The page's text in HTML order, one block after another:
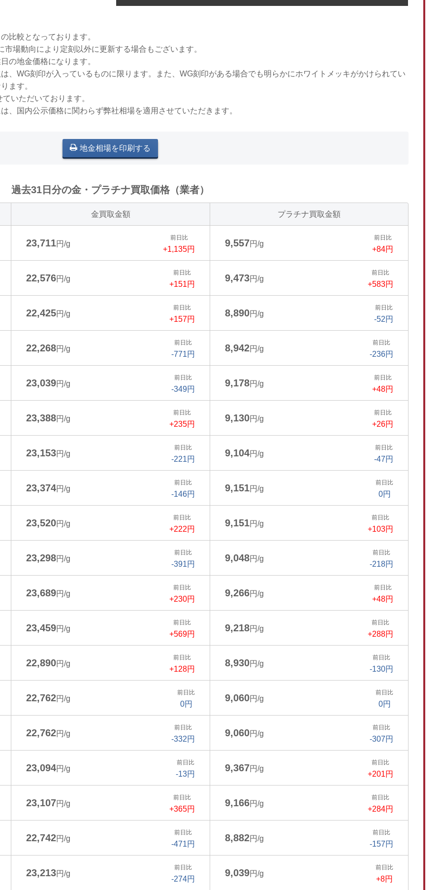
比較となっております。
場動向により定刻以外に更新する場合もございます。
の地金価格になります。
、WG刻印が入っているものに限ります。また、WG刻印がある場合でも明らかにホワイトメッキがかけられてい
ます。
いただいております。
、国内公示価格に関わらず弊社相場を適用させていただきます。
地金相場を印刷する
過去31日分の金・プラチナ買取価格（業者）
金買取金額 プラチナ買取金額
23,711円/g
前日比
+1,135円
9,557円/g
前日比
+84円
22,576円/g
前日比
+151円
9,473円/g
前日比
+583円
22,425円/g
前日比
+157円
8,890円/g
前日比
-52円
22,268円/g
前日比
-771円
8,942円/g
前日比
-236円
23,039円/g
前日比
-349円
9,178円/g
前日比
+48円
23,388円/g
前日比
+235円
9,130円/g
前日比
+26円
23,153円/g
前日比
-221円
9,104円/g
前日比
-47円
23,374円/g
前日比
-146円
9,151円/g
前日比
0円
23,520円/g
前日比
+222円
9,151円/g
前日比
+103円
23,298円/g
前日比
-391円
9,048円/g
前日比
-218円
23,689円/g
前日比
+230円
9,266円/g
前日比
+48円
23,459円/g
前日比
+569円
9,218円/g
前日比
+288円
22,890円/g
前日比
+128円
8,930円/g
前日比
-130円
22,762円/g
前日比
0円
9,060円/g
前日比
0円
22,762円/g
前日比
-332円
9,060円/g
前日比
-307円
23,094円/g
前日比
-13円
9,367円/g
前日比
+201円
23,107円/g
前日比
+365円
9,166円/g
前日比
+284円
22,742円/g
前日比
-471円
8,882円/g
前日比
-157円
23,213円/g
前日比
-274円
9,039円/g
前日比
+8円